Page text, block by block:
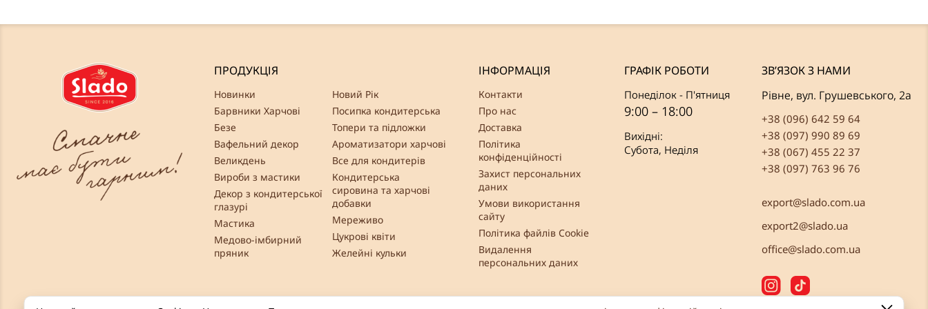
ПРОДУКЦІЯ
Новинки
Барвники Харчові
Безе
Вафельний декор
Великдень
Вироби з мастики
Декор з кондитерської
глазурі
Мастика
Медово-імбирний
пряник
Новий Рік
Посипка кондитерська
Топери та підложки
Ароматизатори харчові
Все для кондитерів
Кондитерська
сировина та харчові
добавки
Мереживо
Цукрові квіти
Желейні кульки
ІНФОРМАЦІЯ
Контакти
Про нас
Доставка
Політика
конфіденційності
Захист персональних
даних
Умови використання
сайту
Політика файлів Cookie
Видалення
персональних даних
ГРАФІК РОБОТИ
Понеділок - П'ятниця
9:00 – 18:00
Вихідні:
Субота, Неділя
ЗВ’ЯЗОК З НАМИ
Рівне, вул. Грушевського, 2а
+38 (096) 642 59 64
+38 (097) 990 89 69
+38 (067) 455 22 37
+38 (097) 763 96 76
export@slado.com.ua
export2@slado.ua
office@slado.com.ua